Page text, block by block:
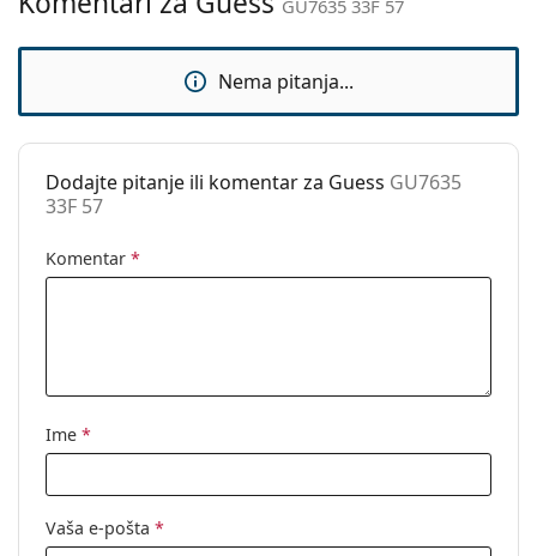
Upotreba:
Moda
GU7635 33F 57
Nema pitanja...
Dodajte pitanje ili komentar za Guess GU7635
33F 57
Komentar *
Ime *
Vaša e-pošta *